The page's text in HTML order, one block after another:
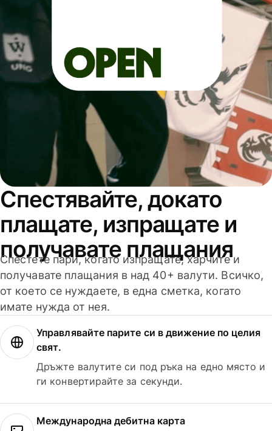
Спестявайте, докато
плащате, изпращате и
получавате плащания
Спестете пари, когато изпращате, харчите и
получавате плащания в над 40+ валути. Всичко,
от което се нуждаете, в една сметка, когато
имате нужда от нея.
Управлявайте парите си в движение по целия
свят.
Дръжте валутите си под ръка на едно място и
ги конвертирайте за секунди.
Международна дебитна карта